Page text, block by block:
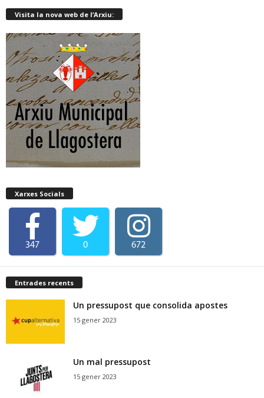
Visita la nova web de l’Arxiu:
Xarxes Socials
347 0 672
Entrades recents
Un pressupost que consolida apostes
15 gener 2023
Un mal pressupost
15 gener 2023